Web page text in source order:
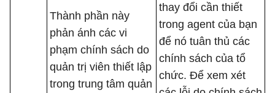
Thành phần này
phản ánh các vi
phạm chính sách do
quản trị viên thiết lập
trong trung tâm quản
thay đổi cần thiết
trong agent của bạn
để nó tuân thủ các
chính sách của tổ
chức. Để xem xét